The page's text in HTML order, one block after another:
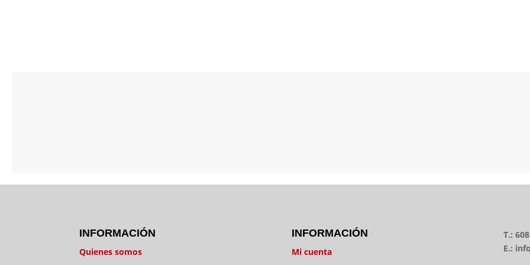
INFORMACIÓN
Quienes somos
INFORMACIÓN
Mi cuenta
T.:
E.: